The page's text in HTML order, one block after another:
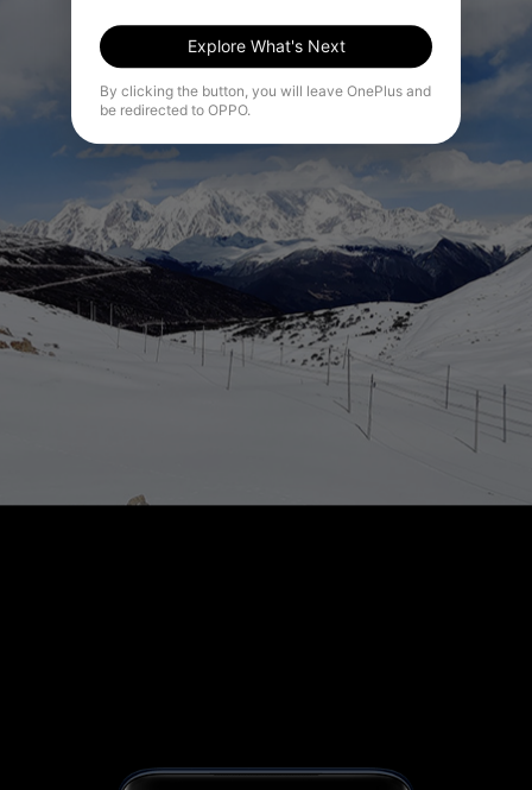
Explore What's Next
By clicking the button, you will leave OnePlus and
be redirected to OPPO.